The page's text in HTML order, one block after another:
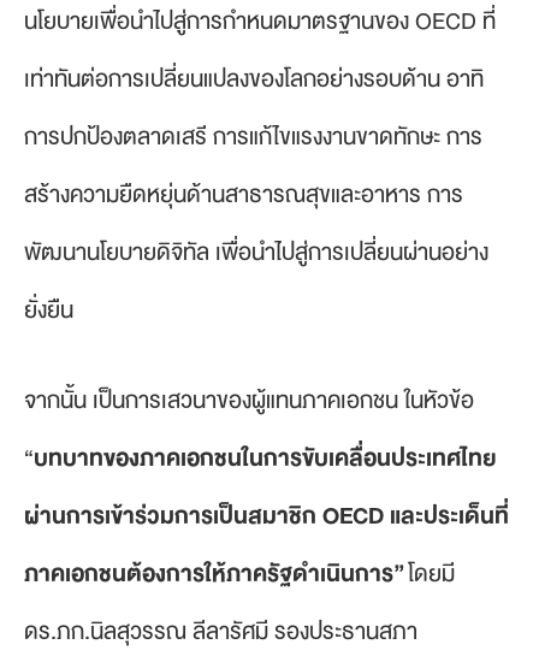
นโยบายเพื่อนำไปสู่การกำหนดมาตรฐานของ OECD ที่
เท่าทันต่อการเปลี่ยนแปลงของโลกอย่างรอบด้าน อาทิ
การปกป้องตลาดเสรี การแก้ไขแรงงานขาดทักษะ การ
สร้างความยืดหยุ่นด้านสาธารณสุขและอาหาร การ
พัฒนานโยบายดิจิทัล เพื่อนำไปสู่การเปลี่ยนผ่านอย่าง
ยั่งยืน
จากนั้น เป็นการเสวนาของผู้แทนภาคเอกชน ในหัวข้อ
“บทบาทของภาคเอกชนในการขับเคลื่อนประเทศไทย
ผ่านการเข้าร่วมการเป็นสมาชิก OECD และประเด็นที่
ภาคเอกชนต้องการให้ภาครัฐดำเนินการ”โดยมี
ดร.ภก.นิลสุวรรณ ลีลารัศมี รองประธานสภา